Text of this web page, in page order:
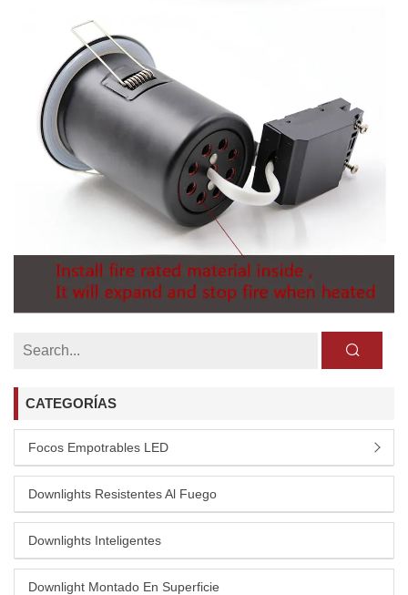
CATEGORÍAS
Focos Empotrables LED
Downlights Resistentes Al Fuego
Downlights Inteligentes
Downlight Montado En Superficie